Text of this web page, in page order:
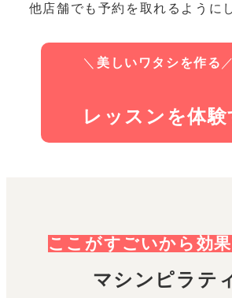
他店舗でも予約を取れるように
＼ 美しいワタシを作る ／
レッスンを体験
ここがすごいから効果
マシンピラテ